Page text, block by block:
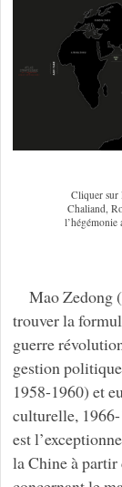
Cliquer sur
Chaliand,
Mao Zedong
trouver la
guerre
gestion
1958-1960) et
culturelle,
est
la Chine à partir